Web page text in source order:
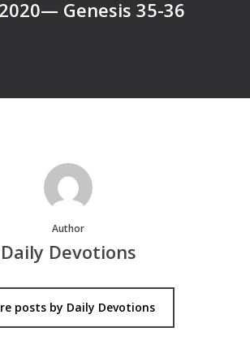
Genesis 35-36
Author
Daily Devotions
posts by Daily Devotions